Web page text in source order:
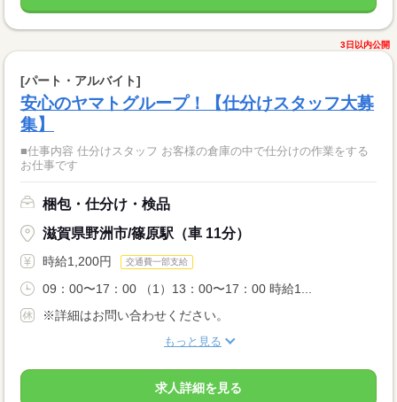
3日以内公開
[パート・アルバイト]
安心のヤマトグループ！【仕分けスタッフ大募
集】
■仕事内容 仕分けスタッフ お客様の倉庫の中で仕分けの作業をする
お仕事です
梱包・仕分け・検品
滋賀県野洲市/篠原駅（車 11分）
時給1,200円 交通費一部支給
09：00〜17：00 （1）13：00〜17：00 時給1...
※詳細はお問い合わせください。
もっと見る
求人詳細を見る